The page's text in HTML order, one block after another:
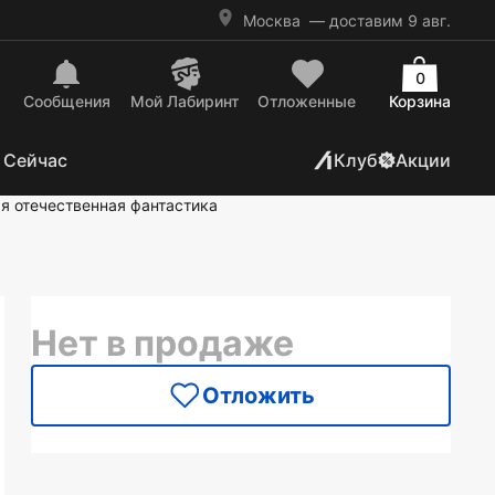
Москва — доставим 9 авг.
Сообщения Mой Лабиринт Отложенные Корзина
0
Клуб Акции
отечественная фантастика
Нет в продаже
Отложить